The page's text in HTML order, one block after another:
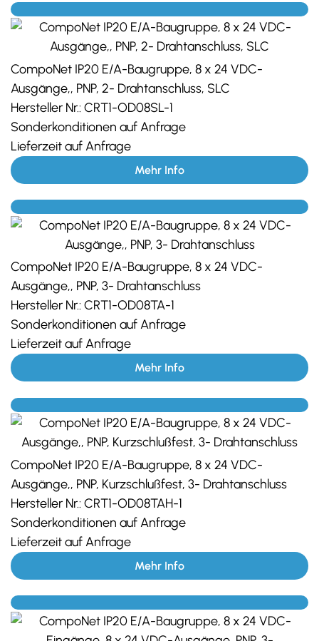
CompoNet IP20 E/A-Baugruppe, 8 x 24 VDC-
Ausgänge,, PNP, 2- Drahtanschluss, SLC
Hersteller Nr.: CRT1-OD08SL-1
Sonderkonditionen auf Anfrage
Lieferzeit auf Anfrage
Mehr Info
CompoNet IP20 E/A-Baugruppe, 8 x 24 VDC-
Ausgänge,, PNP, 3- Drahtanschluss
Hersteller Nr.: CRT1-OD08TA-1
Sonderkonditionen auf Anfrage
Lieferzeit auf Anfrage
Mehr Info
CompoNet IP20 E/A-Baugruppe, 8 x 24 VDC-
Ausgänge,, PNP, Kurzschlußfest, 3- Drahtanschluss
Hersteller Nr.: CRT1-OD08TAH-1
Sonderkonditionen auf Anfrage
Lieferzeit auf Anfrage
Mehr Info